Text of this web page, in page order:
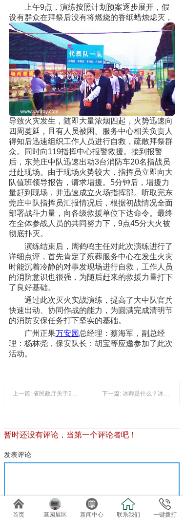
上午9点，演练按照计划预案逐步展开，假
设有群众在拜祭后没有将燃烧的香纸蜡烛熄灭，
导致火灾发生，随即大量浓烟四起，火势迅速向
四周蔓延，且有人员被困。服务中心相关负责人
得知后迅速组织工作人员进行自救，疏散拜祭群
众。同时向119指挥中心报警救援。接到报警
后，东莞庄中队迅速出动3台消防车20名指战员
赶赴现场。由于现场火势较大，指挥员立即向大
队值班领导报告，请求增援。5分钟后，增援力
量赶到现场，并迅速成立火场指挥部。听取完东
莞庄中队指挥员汇报情况后，根据初战情况全面
部署战斗力量，向各级救援单位下达命令。最终
在全体参战人员的共同努力下，9点45分大火被
彻底扑灭。
演练结束后，周鹤鸣主任对此次演练进行了
详细点评，首先肯定了殡葬服务中心在发生火灾
时能沉着冷静的对事发现场进行自救，工作人员
的消防意识也很强，为随后赶来的救援力量打下
了良好基础。
通过此次灭火实战演练，提高了大中队官兵
快速出动、协同作战的能力，为圆满完成清明节
的消防安保任务打下坚实的基础。
广州正果万安园 总经理：蔡海军，副总经
理：杨林尧，保安队长：胡宝等应邀参加了此次
活动。
上一篇: 省民政厅关于2007年度全省经营性公墓年检情况的通报 下一篇: 冰葬是什么？冰葬会代替火化吗？
暂时还没有评论，当第一个评论者吧！
发表评论
首页 墓园展区 新闻中心 联系我们 一键拨打